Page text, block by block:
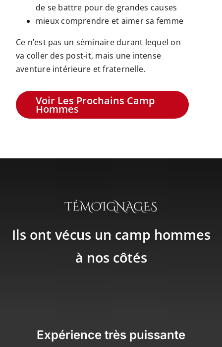
de se battre pour de grandes causes
mieux comprendre et aimer sa femme
Ce n’est pas un séminaire durant lequel on
va coller des post-it, mais une intense
aventure intérieure et fraternelle.
Voir Les Prochains Camp
Hommes
TÉMOIGNAGES
Ils ont vécus un camp hommes
à nos côtés
Expérience très puissante